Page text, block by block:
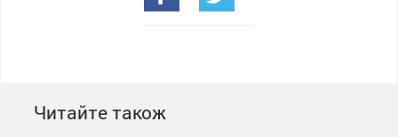
Читайте також